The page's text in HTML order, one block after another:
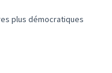
plus démocratiques